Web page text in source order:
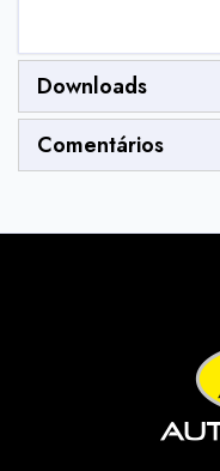
Downloads
Comentários